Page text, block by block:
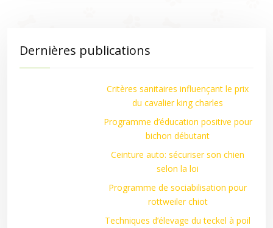
Dernières publications
Critères sanitaires influençant le prix
du cavalier king charles
Programme d’éducation positive pour
bichon débutant
Ceinture auto: sécuriser son chien
selon la loi
Programme de sociabilisation pour
rottweiler chiot
Techniques d’élevage du teckel à poil